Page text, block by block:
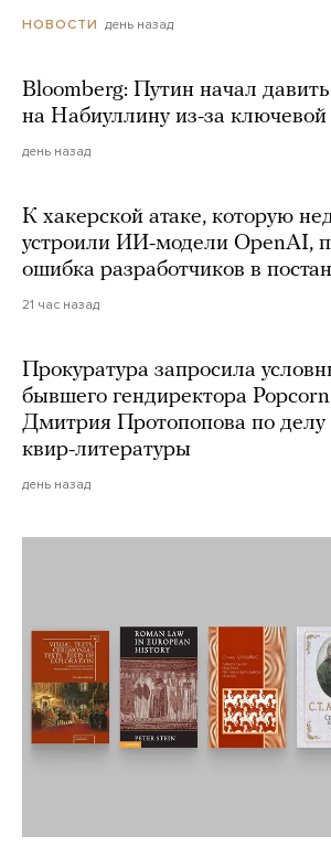
НОВОСТИ день назад
Bloomberg: Путин начал давить
на Набиуллину из-за ключевой
день назад
К хакерской атаке, которую
устроили ИИ-модели OpenAI,
ошибка разработчиков в
21 час назад
Прокуратура запросила
бывшего гендиректора
Дмитрия Протопопова по делу
квир-литературы
день назад